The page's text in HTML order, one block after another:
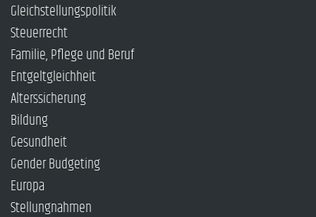
Gleichstellungspolitik
Steuerrecht
Familie, Pflege und Beruf
Entgeltgleichheit
Alterssicherung
Bildung
Gesundheit
Gender Budgeting
Europa
Stellungnahmen